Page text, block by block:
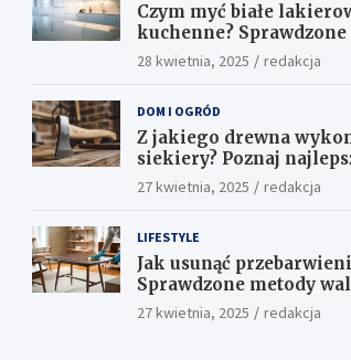
Czym myć białe
kuchenne?
skuteczne środki
28 kwietnia, 2025 redakcja
DOM I OGRÓD
Z jakiego drewna
siekiery? Poznaj
27 kwietnia, 2025 redakcja
LIFESTYLE
Jak usunąć
Sprawdzone metody
uciążliwymi plamami!
27 kwietnia, 2025 redakcja